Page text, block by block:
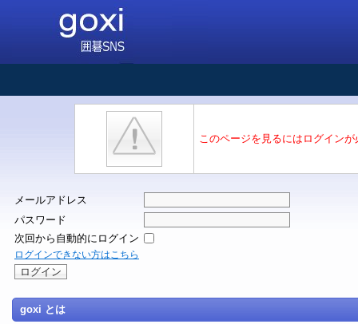
このページを見るにはログインが
メールアドレス
パスワード
次回から自動的にログイン
ログインできない方はこちら
goxi とは